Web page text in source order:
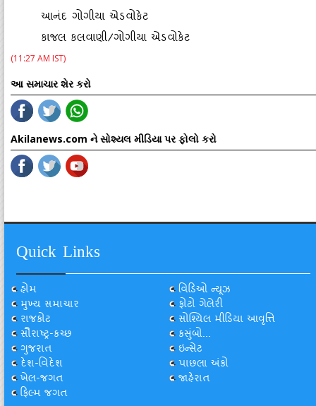
આનંદ ગોગીયા એડવોકેટ
કાજલ કલવાણી/ગોગીયા એડવોકેટ
(11:27 AM IST)
આ સમાચાર શેર કરો
Akilanews.com ને સોશ્યલ મીડિયા પર ફોલો કરો
Quick Links
હોમ
મુખ્ય સમાચાર
રાજકોટ
સૌરાષ્ટ્ર-કચ્છ
ગુજરાત
દેશ-વિદેશ
ખેલ-જગત
ફિલ્મ જગત
વિડિઓ ન્યૂઝ
ફોટો ગેલેરી
સોશ્યિલ મીડિયા આવૃત્તિ
કસુંબો...
ઇન્સેટ
પાછલા અંકો
જાહેરાત